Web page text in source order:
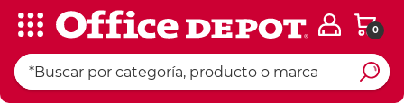
0
Ingresar Codigo